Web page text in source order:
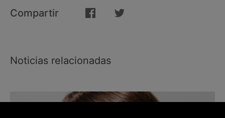
Compartir
Noticias relacionadas